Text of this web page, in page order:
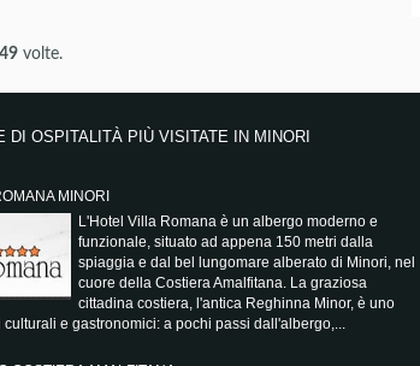
volte.
DI OSPITALITÀ PIÙ VISITATE IN MINORI
MINORI
L'Hotel Villa Romana è un albergo moderno e
funzionale, situato ad appena 150 metri dalla
spiaggia e dal bel lungomare alberato di Minori, nel
cuore della Costiera Amalfitana. La graziosa
cittadina costiera, l'antica Reghinna Minor, è uno
e gastronomici: a pochi passi dall'albergo,...